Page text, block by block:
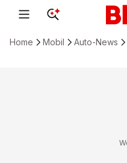
Home Mobil Auto-News